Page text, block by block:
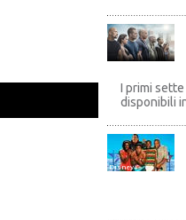
I primi
disponibili
Disney+